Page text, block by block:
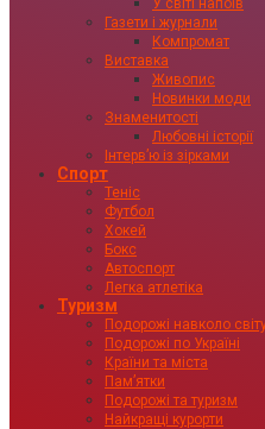
У світі напоїв
Газети і журнали
Компромат
Виставка
Живопис
Новинки моди
Знаменитості
Любовні історії
Інтервʼю із зірками
Спорт
Теніс
Футбол
Хокей
Бокс
Автоспорт
Легка атлетіка
Туризм
Подорожі навколо
Подорожі по Україні
Країни та міста
Пам’ятки
Подорожі та туризм
Найкращі курорти